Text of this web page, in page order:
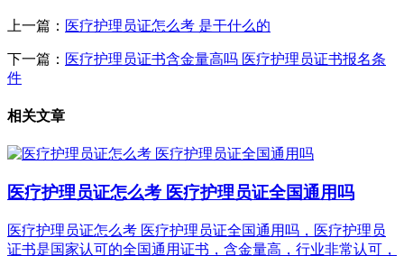
上一篇： 医疗护理员证怎么考 是干什么的
下一篇： 医疗护理员证书含金量高吗 医疗护理员证书报名条
件
相关文章
医疗护理员证怎么考 医疗护理员证全国通用吗
医疗护理员证怎么考 医疗护理员证全国通用吗，医疗护理员
证书是国家认可的全国通用证书，含金量高，行业非常认可，